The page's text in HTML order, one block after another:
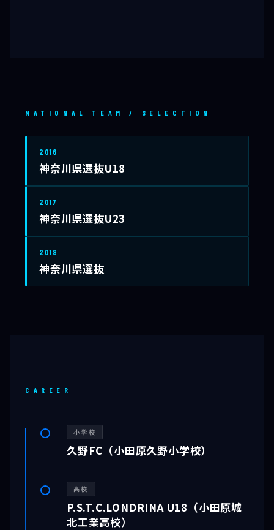
NATIONAL TEAM / SELECTION
2016
神奈川県選抜U18
2017
神奈川県選抜U23
2018
神奈川県選抜
CAREER
小学校
久野FC（小田原久野小学校）
高校
P.S.T.C.LONDRINA U18（小田原城
北工業高校）